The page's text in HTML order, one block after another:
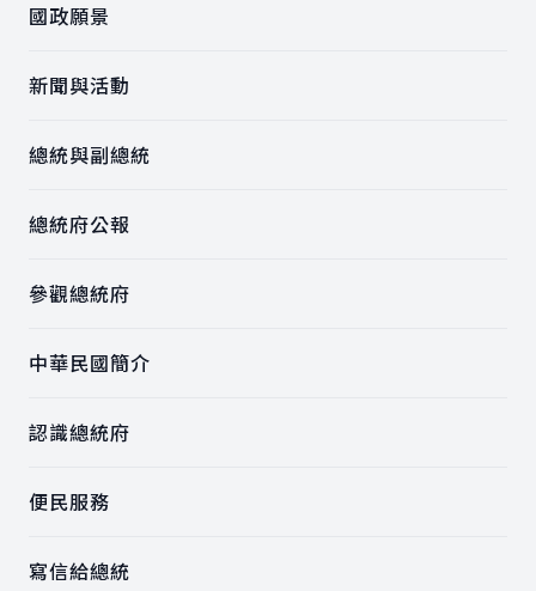
國政願景
新聞與活動
總統與副總統
總統府公報
參觀總統府
中華民國簡介
認識總統府
便民服務
寫信給總統